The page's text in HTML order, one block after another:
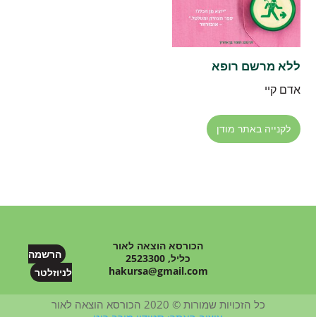
ללא מרשם רופא
אדם קיי
לקנייה באתר מודן
הרשמה
לניוזלטר
הכורסא הוצאה לאור
כליל, 2523300
hakursa@gmail.com
כל הזכויות שמורות © 2020 הכורסא הוצאה לאור